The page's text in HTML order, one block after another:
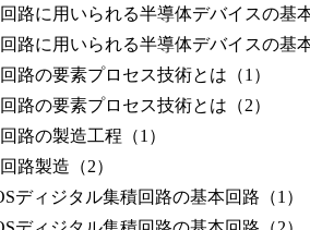
路に用いられる半導体デバイスの基
路に用いられる半導体デバイスの基
路の要素プロセス技術とは（1）
路の要素プロセス技術とは（2）
路の製造工程（1）
路製造（2）
ディジタル集積回路の基本回路（1）